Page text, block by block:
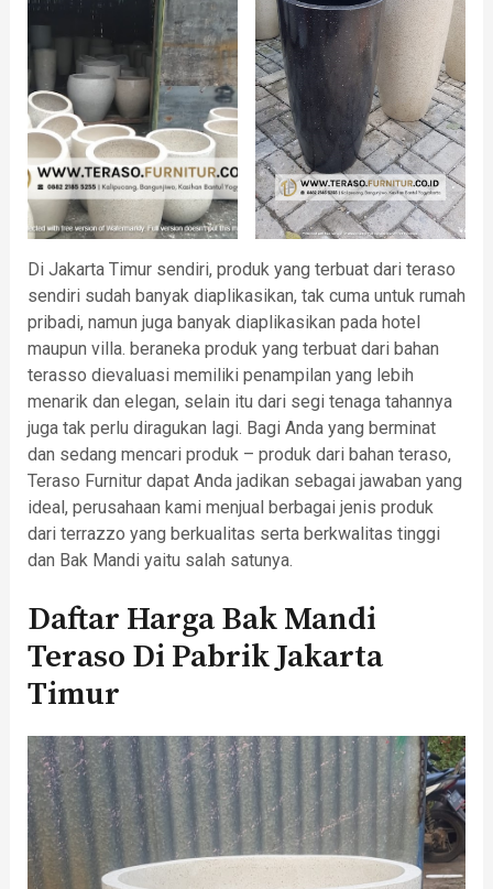
Di Jakarta Timur sendiri, produk yang terbuat dari teraso
sendiri sudah banyak diaplikasikan, tak cuma untuk rumah
pribadi, namun juga banyak diaplikasikan pada hotel
maupun villa. beraneka produk yang terbuat dari bahan
terasso dievaluasi memiliki penampilan yang lebih
menarik dan elegan, selain itu dari segi tenaga tahannya
juga tak perlu diragukan lagi. Bagi Anda yang berminat
dan sedang mencari produk – produk dari bahan teraso,
Teraso Furnitur dapat Anda jadikan sebagai jawaban yang
ideal, perusahaan kami menjual berbagai jenis produk
dari terrazzo yang berkualitas serta berkwalitas tinggi
dan Bak Mandi yaitu salah satunya.
Daftar Harga Bak Mandi
Teraso Di Pabrik Jakarta
Timur